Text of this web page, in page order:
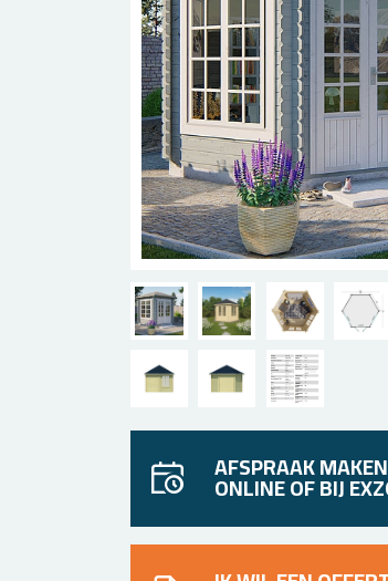
AFSPRAAK
ONLINE OF BIJ